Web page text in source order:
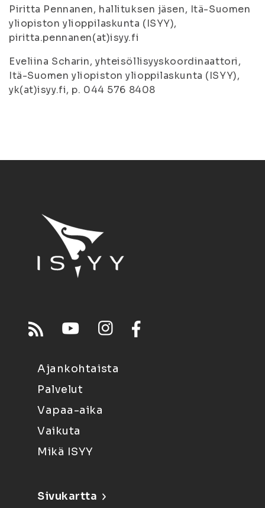
Piritta Pennanen, hallituksen jäsen, Itä-Suomen
yliopiston ylioppilaskunta (ISYY),
piritta.pennanen(at)isyy.fi
Eveliina Scharin, yhteisöllisyyskoordinaattori,
Itä-Suomen yliopiston ylioppilaskunta (ISYY),
yk(at)isyy.fi, p. 044 576 8408
Ajankohtaista
Palvelut
Vapaa-aika
Vaikuta
Mikä ISYY
Sivukartta